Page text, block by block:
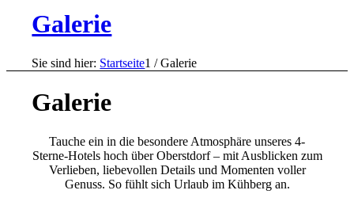
Galerie
Sie sind hier: Startseite1 / Galerie
Galerie
Tauche ein in die besondere Atmosphäre unseres 4-
Sterne-Hotels hoch über Oberstdorf – mit Ausblicken zum
Verlieben, liebevollen Details und Momenten voller
Genuss. So fühlt sich Urlaub im Kühberg an.